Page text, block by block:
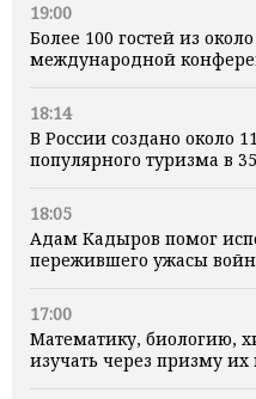
19:00
Более 100 гостей из
международной
18:14
В России создано около
популярного туризма в
18:05
Адам Кадыров помог
пережившего ужасы
17:00
Математику, биологию,
изучать через призму